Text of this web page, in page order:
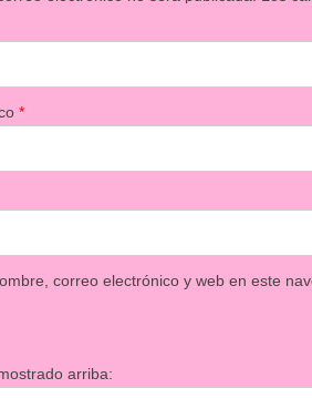
*
correo electrónico y web en este
arriba: